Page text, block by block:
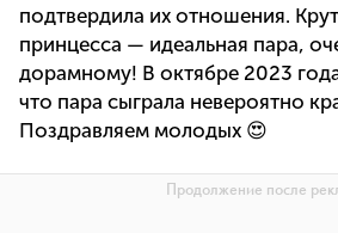
подтвердила их отношения.
принцесса — идеальная пара,
дорамному! В октябре 2023
что пара сыграла невероятно
Поздравляем молодых 😍